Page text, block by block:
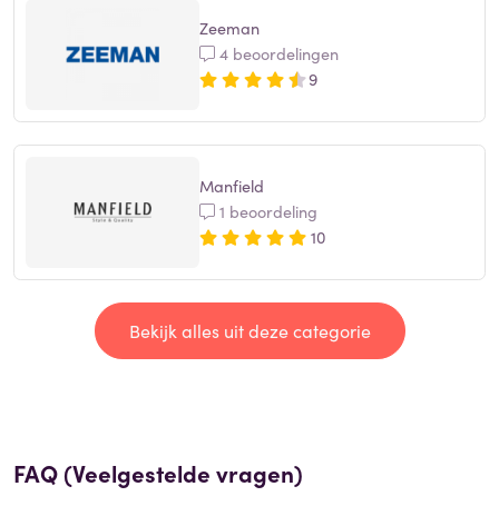
Zeeman
4 beoordelingen
9
Manfield
1 beoordeling
10
Bekijk alles uit deze categorie
FAQ (Veelgestelde vragen)